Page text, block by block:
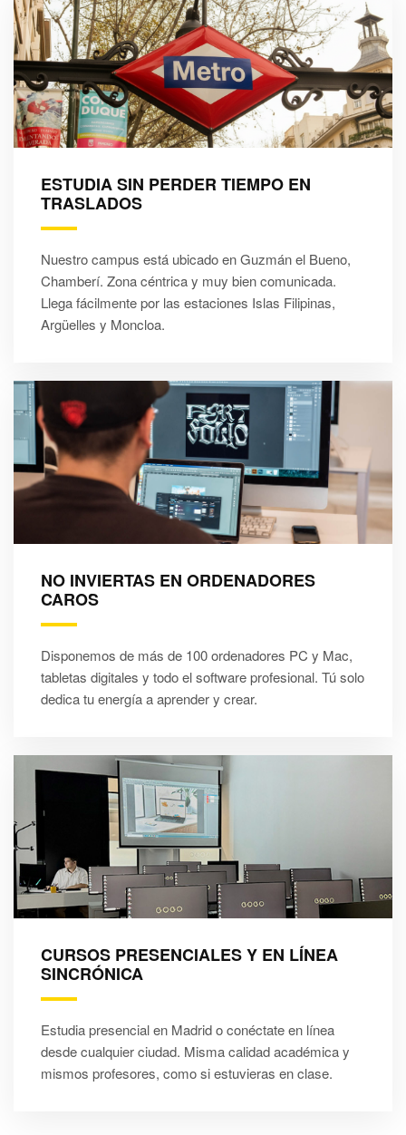
ESTUDIA SIN PERDER TIEMPO EN
TRASLADOS
Nuestro campus está ubicado en Guzmán el Bueno,
Chamberí. Zona céntrica y muy bien comunicada.
Llega fácilmente por las estaciones Islas Filipinas,
Argüelles y Moncloa.
NO INVIERTAS EN ORDENADORES
CAROS
Disponemos de más de 100 ordenadores PC y Mac,
tabletas digitales y todo el software profesional. Tú solo
dedica tu energía a aprender y crear.
CURSOS PRESENCIALES Y EN LÍNEA
SINCRÓNICA
Estudia presencial en Madrid o conéctate en línea
desde cualquier ciudad. Misma calidad académica y
mismos profesores, como si estuvieras en clase.